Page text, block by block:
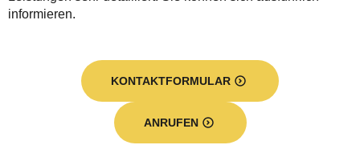
informieren.
KONTAKTFORMULAR
ANRUFEN